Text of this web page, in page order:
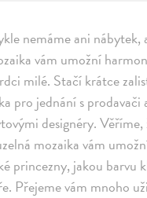
nemáme ani nábytek,
vám umožní
milé. Stačí krátce
pro jednání s
designéry. Věříme,
mozaika vám
princezny, jakou barvu
Přejeme vám mnoho